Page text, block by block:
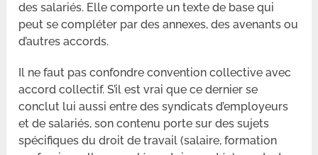
des salariés. Elle comporte un texte de base qui
peut se compléter par des annexes, des avenants ou
d’autres accords.
Il ne faut pas confondre convention collective avec
accord collectif. S’il est vrai que ce dernier se
conclut lui aussi entre des syndicats d’employeurs
et de salariés, son contenu porte sur des sujets
spécifiques du droit de travail (salaire, formation